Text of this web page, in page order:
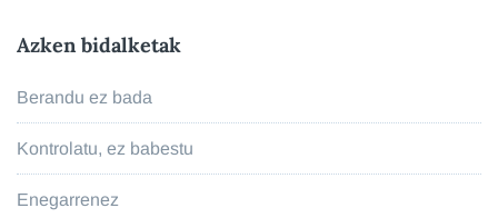
Azken bidalketak
Berandu ez bada
Kontrolatu, ez babestu
Enegarrenez